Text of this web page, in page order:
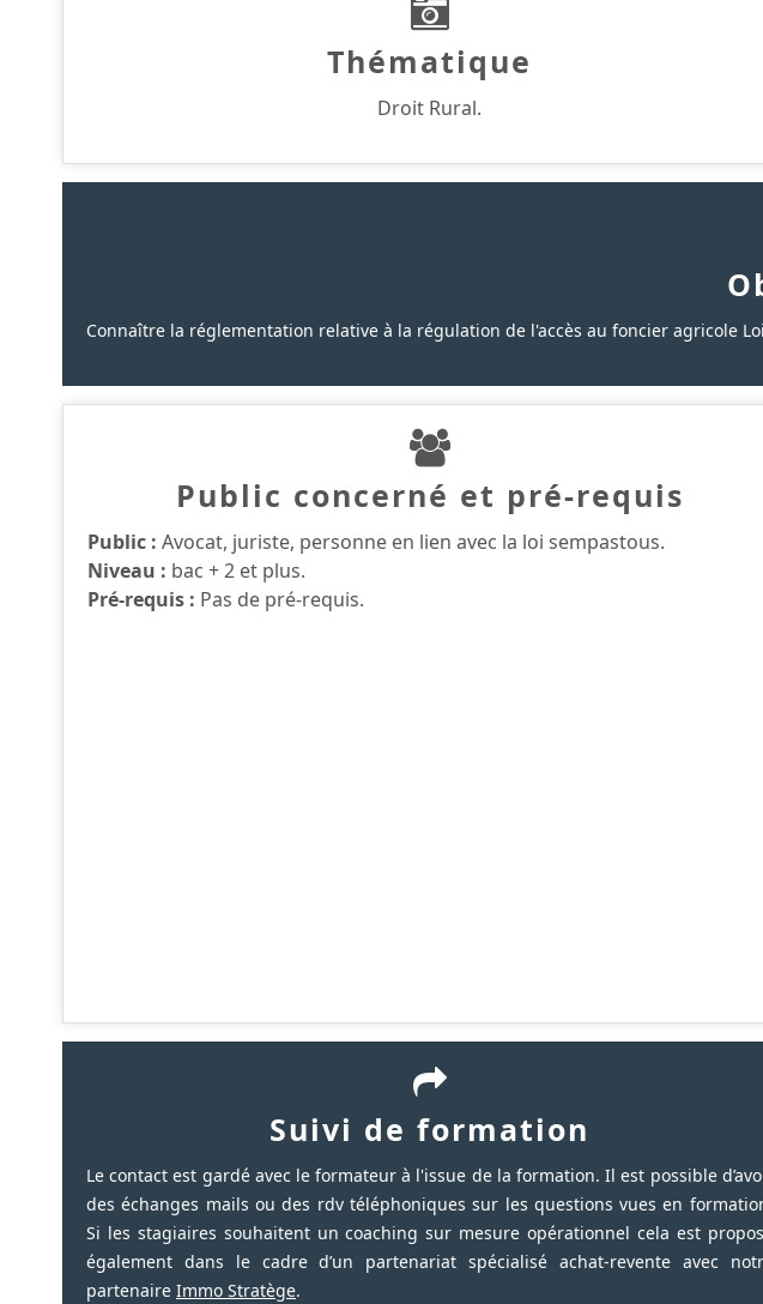
Thématique
Droit Rural.
Connaître la réglementation relative à la régulation de l'accès au foncier agricole
Public concerné et pré-requis
Public : Avocat, juriste, personne en lien avec la loi sempastous.
Niveau : bac + 2 et plus.
Pré-requis : Pas de pré-requis.
Suivi de formation
Le contact est gardé avec le formateur à l'issue de la formation. Il est possible
des échanges mails ou des rdv téléphoniques sur les questions vues en
Si les stagiaires souhaitent un coaching sur mesure opérationnel cela est
également dans le cadre d’un partenariat spécialisé achat-revente avec
partenaire Immo Stratège.